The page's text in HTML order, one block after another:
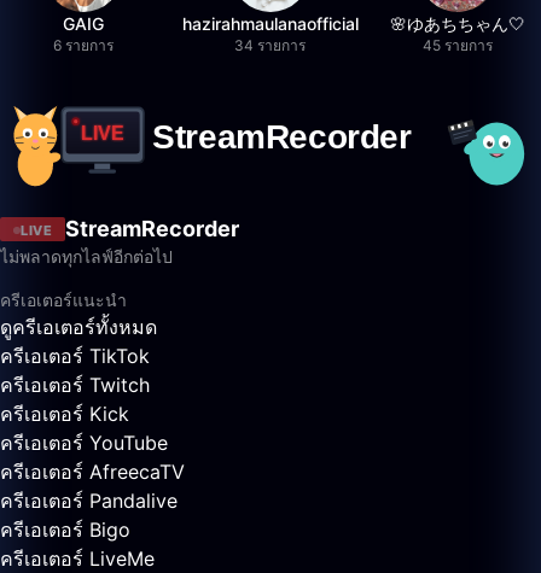
GAIG
6 รายการ
hazirahmaulanaofficial
34 รายการ
🌸ゆあちちゃん🤍
45 รายการ
LIVE StreamRecorder
ไม่พลาดทุกไลฟ์อีกต่อไป
ครีเอเตอร์แนะนำ
ดูครีเอเตอร์ทั้งหมด
ครีเอเตอร์ TikTok
ครีเอเตอร์ Twitch
ครีเอเตอร์ Kick
ครีเอเตอร์ YouTube
ครีเอเตอร์ AfreecaTV
ครีเอเตอร์ Pandalive
ครีเอเตอร์ Bigo
ครีเอเตอร์ LiveMe